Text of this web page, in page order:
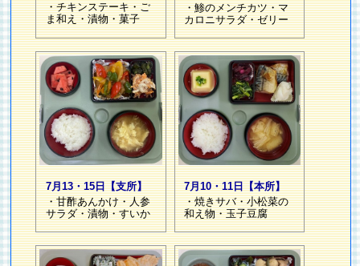
・チキンステーキ・ご
ま和え・漬物・菓子
・鯵のメンチカツ・マ
カロニサラダ・ゼリー
7月13・15日【支所】
・甘酢あんかけ・人参
サラダ・漬物・すいか
7月10・11日【本所】
・焼きサバ・小松菜の
和え物・玉子豆腐